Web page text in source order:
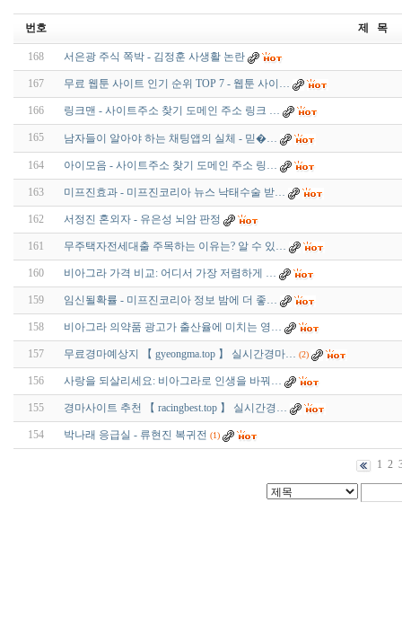
번호 제 목
168 서은광 주식 쪽박 - 김정훈 사생활 논란
167 무료 웹툰 사이트 인기 순위 TOP 7 - 웹툰 사이…
166 링크맨 - 사이트주소 찾기 도메인 주소 링크 …
165 남자들이 알아야 하는 채팅앱의 실체 - 믿­�…
164 아이모음 - 사이트주소 찾기 도메인 주소 링…
163 미프진효과 - 미프진코리아 뉴스 낙태수술 받…
162 서정진 혼외자 - 유은성 뇌암 판정
161 무주택자전세대출 주목하는 이유는? 알 수 있…
160 비아그라 가격 비교: 어디서 가장 저렴하게 …
159 임신될확률 - 미프진코리아 정보 밤에 더 좋…
158 비아그라 의약품 광고가 출산율에 미치는 영…
157 무료경마예상지 【 gyeongma.top 】 실시간경마… (2)
156 사랑을 되살리세요: 비아그라로 인생을 바꿔…
155 경마사이트 추천 【 racingbest.top 】 실시간경…
154 박나래 응급실 - 류현진 복귀전 (1)
1 2